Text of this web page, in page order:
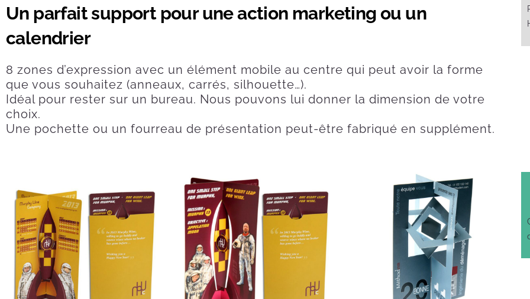
Un parfait support pour une action marketing ou un
calendrier
8 zones d’expression avec un élément mobile au centre qui peut avoir la forme
que vous souhaitez (anneaux, carrés, silhouette…).
Idéal pour rester sur un bureau. Nous pouvons lui donner la dimension de votre
choix.
Une pochette ou un fourreau de présentation peut-être fabriqué en supplément.